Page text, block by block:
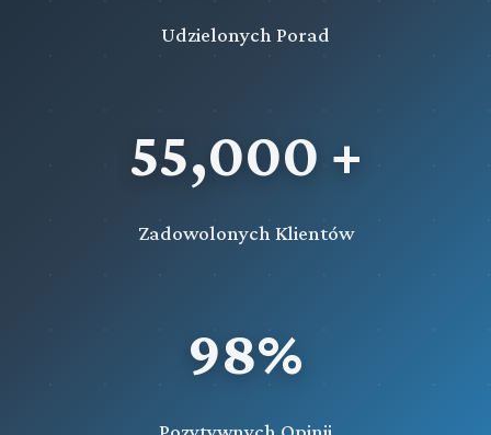
Udzielonych Porad
55,000 +
Zadowolonych Klientów
98%